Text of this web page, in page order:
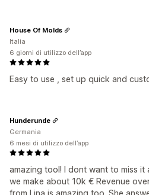
Easy to use , set up quick and
House Of Molds
Italia
6 giorni di utilizzo dell’app
amazing tool! I dont want to miss it
we make about 10k € Revenue
Hunderunde
Germania
6 mesi di utilizzo dell’app